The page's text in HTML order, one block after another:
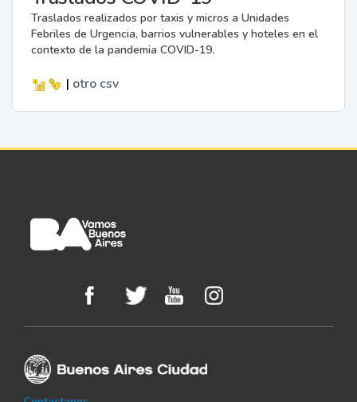
Traslados realizados por taxis y micros a Unidades
Febriles de Urgencia, barrios vulnerables y hoteles en el
contexto de la pandemia COVID-19.
| otro csv